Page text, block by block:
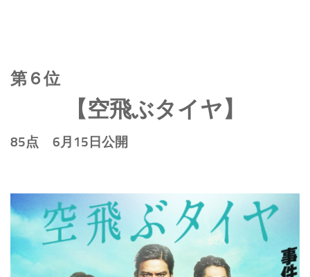
第６位
【空飛ぶタイヤ】
85点 6月15日公開